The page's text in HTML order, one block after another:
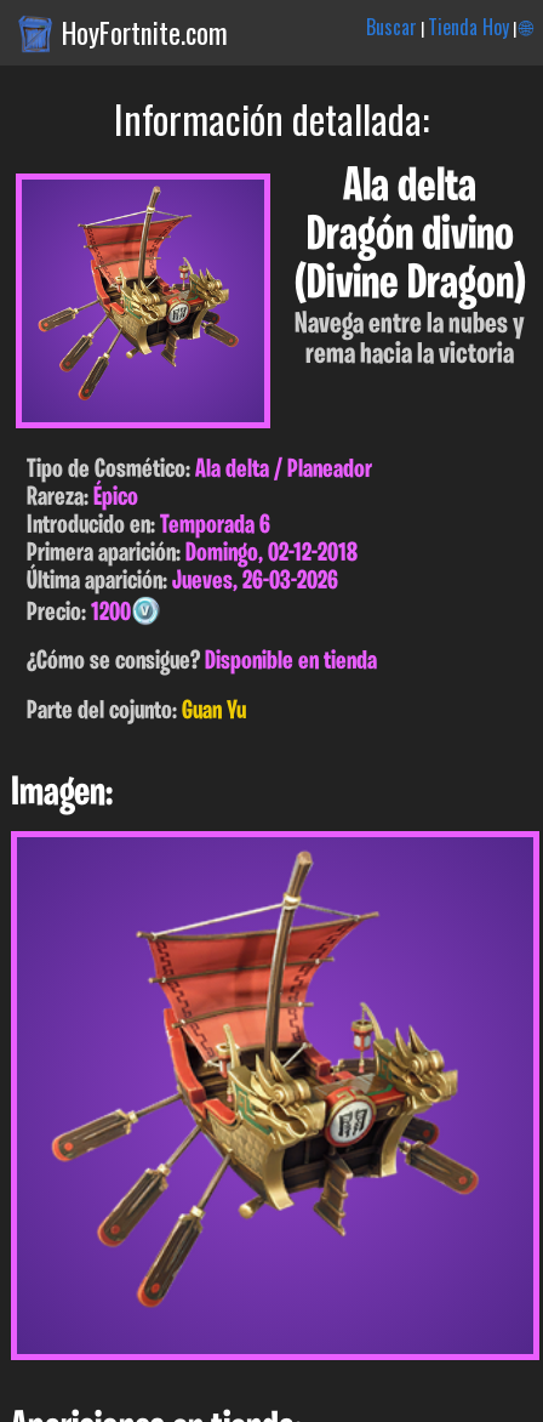
HoyFortnite.com Buscar |Tienda Hoy|🌐
Información detallada:
Ala delta
Dragón divino
(Divine Dragon)
Navega entre la nubes y
rema hacia la victoria
Tipo de Cosmético:Ala delta / Planeador
Rareza:Épico
Introducido en:Temporada 6
Primera aparición:Domingo, 02-12-2018
Última aparición:Jueves, 26-03-2026
Precio:1200
¿Cómo se consigue?Disponible en tienda
Parte del cojunto:Guan Yu
Imagen: